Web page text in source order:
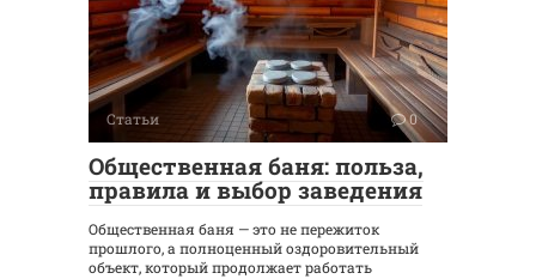
Статьи 0
Общественная баня: польза,
правила и выбор заведения
Общественная баня — это не пережиток
прошлого, а полноценный оздоровительный
объект, который продолжает работать